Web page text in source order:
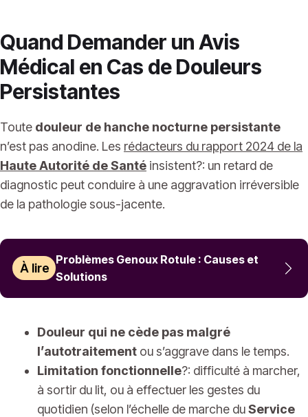
Quand Demander un Avis
Médical en Cas de Douleurs
Persistantes
Toute douleur de hanche nocturne persistante
n’est pas anodine. Les rédacteurs du rapport 2024 de la
Haute Autorité de Santé insistent?: un retard de
diagnostic peut conduire à une aggravation irréversible
de la pathologie sous-jacente.
À lire
Problèmes Genoux Rotule : Causes et
Solutions
Douleur qui ne cède pas malgré
l’autotraitement ou s’aggrave dans le temps.
Limitation fonctionnelle?: difficulté à marcher,
à sortir du lit, ou à effectuer les gestes du
quotidien (selon l’échelle de marche duService